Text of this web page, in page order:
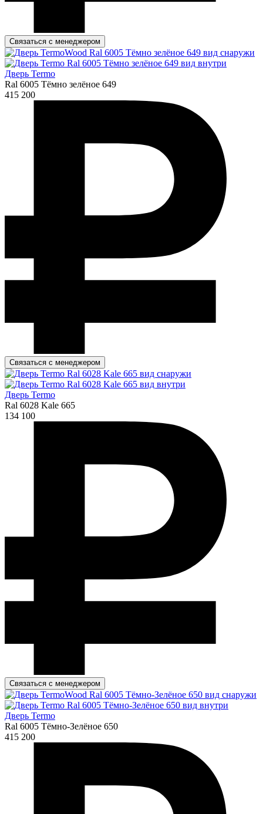
Связаться с менеджером
Дверь Termo
Ral 6005 Тёмно зелёное 649
415 200
Связаться с менеджером
Дверь Termo
Ral 6028 Kale 665
134 100
Связаться с менеджером
Дверь Termo
Ral 6005 Тёмно-Зелёное 650
415 200